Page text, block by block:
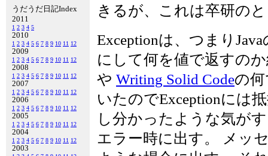
うだうだ日記Index
2011
1 2 3 4 5
2010
1 2 3 4 5 6 7 8 9 10 11 12
2009
1 2 3 4 5 6 7 8 9 10 11 12
2008
1 2 3 4 5 6 7 8 9 10 11 12
2007
1 2 3 4 5 6 7 8 9 10 11 12
2006
1 2 3 4 5 6 7 8 9 10 11 12
2005
1 2 3 4 5 6 7 8 9 10 11 12
2004
1 2 3 4 5 6 7 8 9 10 11 12
2003
きるが、これは卒研の
Exceptionは、つまり
にして何を値で返すの
や Writing Solid Codeの
いたのでExceptionには
し分かったような気が
エラー時に出す。 メッ